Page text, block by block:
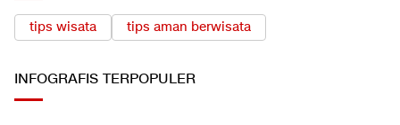
tips wisata tips aman berwisata
INFOGRAFIS TERPOPULER